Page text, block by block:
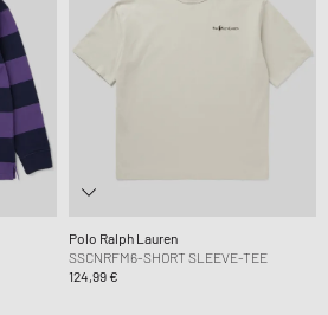
Polo Ralph Lauren
SSCNRFM6-SHORT SLEEVE-TEE
124,99 €